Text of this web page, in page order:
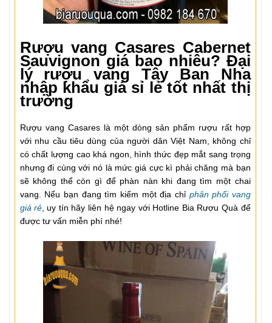
Rượu vang Casares Cabernet
Sauvignon giá bao nhiêu? Đại
lý rượu vang Tây Ban Nha
nhập khẩu giá sỉ lẻ tốt nhất thị
trường
Rượu vang Casares là một dòng sản phẩm rượu rất hợp
với nhu cầu tiêu dùng của người dân Việt Nam, không chỉ
có chất lượng cao khá ngon, hình thức đẹp mắt sang trọng
nhưng đi cùng với nó là mức giá cực kì phải chăng mà bạn
sẽ không thể còn gì để phàn nàn khi đang tìm một chai
vang. Nếu bạn đang tìm kiếm một địa chỉ phân phối vang
giá rẻ, uy tín hãy liên hệ ngay với Hotline Bia Rượu Quà để
được tư vấn miễn phí nhé!